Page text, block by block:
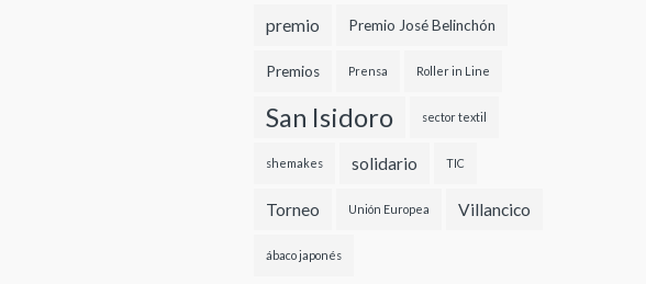
premio Premio José Belinchón
Premios Prensa Roller in Line
San Isidoro sector textil
shemakes solidario TIC
Torneo Unión Europea Villancico
ábaco japonés